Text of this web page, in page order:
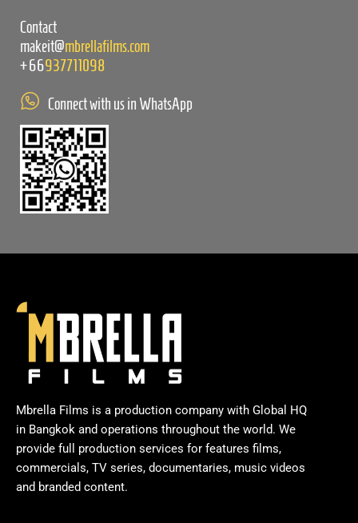
Contact
makeit@mbrellafilms.com
+66937711098
Connect with us in WhatsApp
Mbrella Films is a production company with Global HQ
in Bangkok and operations throughout the world. We
provide full production services for features films,
commercials, TV series, documentaries, music videos
and branded content.